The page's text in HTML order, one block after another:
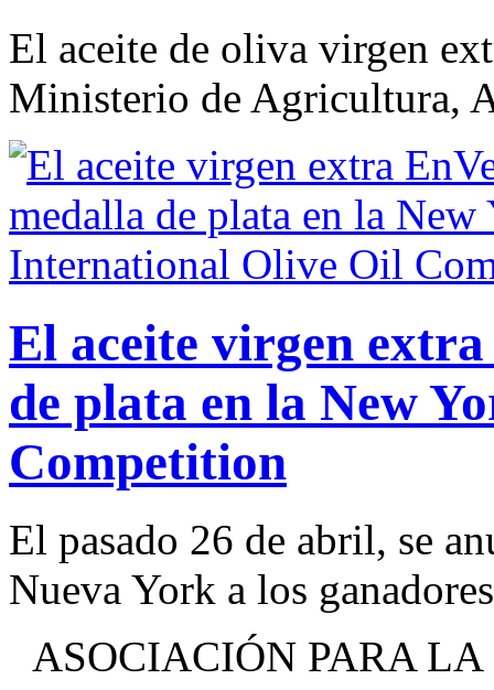
El aceite de oliva virgen
Ministerio de Agricultura,
El aceite virgen
de plata en la New
Competition
El pasado 26 de abril, se
Nueva York a los
ASOCIACIÓN PARA